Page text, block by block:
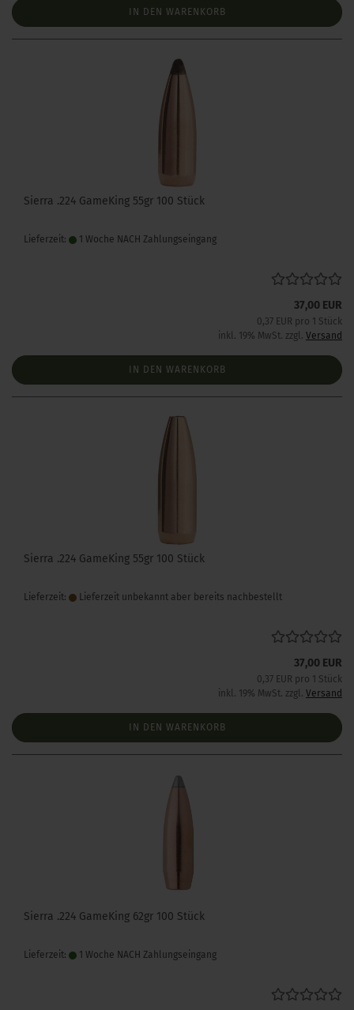
IN DEN WARENKORB
Sierra .224 GameKing 55gr 100 Stück
Lieferzeit: 1 Woche NACH Zahlungseingang
37,00 EUR
0,37 EUR pro 1 Stück
inkl. 19% MwSt. zzgl. Versand
IN DEN WARENKORB
Sierra .224 GameKing 55gr 100 Stück
Lieferzeit: Lieferzeit unbekannt aber bereits nachbestellt
37,00 EUR
0,37 EUR pro 1 Stück
inkl. 19% MwSt. zzgl. Versand
IN DEN WARENKORB
Sierra .224 GameKing 62gr 100 Stück
Lieferzeit: 1 Woche NACH Zahlungseingang